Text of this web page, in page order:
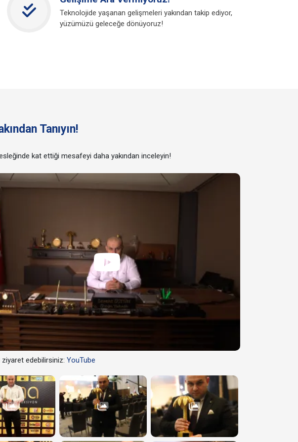
Güleryüz
Teknolojide yaşanan gelişmeleri yakından takip ediyor,
yüzümüzü geleceğe dönüyoruz!
Tanıyın!
kat ettiği mesafeyi daha yakından inceleyin!
ziyaret edebilirsiniz: YouTube